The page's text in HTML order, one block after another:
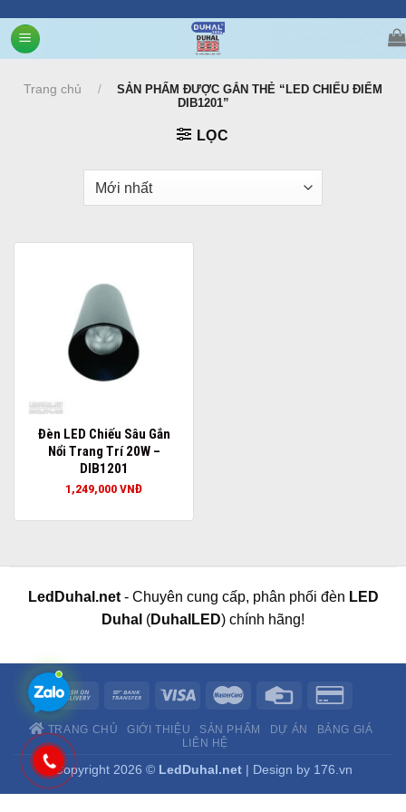
đến
nội
Trang chủ /
SẢN PHẨM ĐƯỢC GẮN THẺ “LED CHIẾU ĐIỂM
DIB1201”
LỌC
Đèn LED Chiếu Sâu Gắn
Nổi Trang Trí 20W –
DIB1201
1,249,000VNĐ
LedDuhal.net- Chuyên cung cấp, phân phối đèn LED
Duhal (DuhalLED) chính hãng!
TRANG CHỦ GIỚI THIỆU SẢN PHẨM DỰ ÁN
BẢNG GIÁ
LIÊN HỆ
Copyright 2026 © LedDuhal.net| Design by 176.vn